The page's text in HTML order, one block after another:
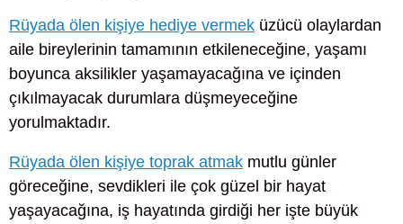
Rüyada ölen kişiye hediye vermek üzücü olaylardan
aile bireylerinin tamamının etkileneceğine, yaşamı
boyunca aksilikler yaşamayacağına ve içinden
çıkılmayacak durumlara düşmeyeceğine
yorulmaktadır.
Rüyada ölen kişiye toprak atmak mutlu günler
göreceğine, sevdikleri ile çok güzel bir hayat
yaşayacağına, iş hayatında girdiği her işte büyük